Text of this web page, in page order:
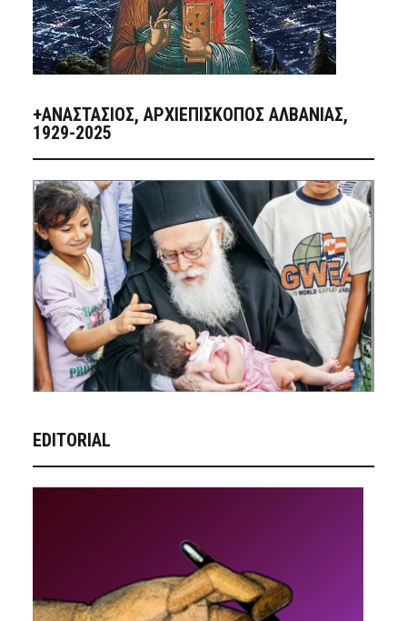
+ΑΝΑΣΤΆΣΙΟΣ, ΑΡΧΙΕΠΊΣΚΟΠΟΣ ΑΛΒΑΝΊΑΣ,
1929-2025
EDITORIAL